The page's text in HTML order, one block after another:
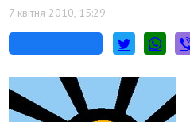
7 квітня 2010, 15:29